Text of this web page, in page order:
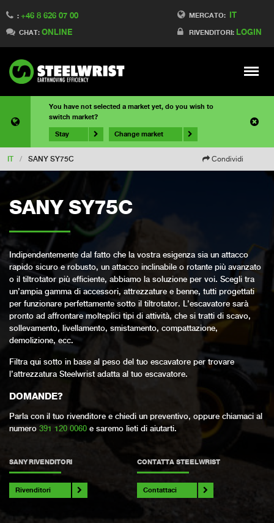
MERCATO: IT
RIVENDITORI: LOGIN
: +46 8 626 07 00
CHAT: ONLINE
Meny
You have not selected a market yet, do you wish to
switch market?
Stay Change market
IT / SANY SY75C Condividi
SANY SY75C
Indipendentemente dal fatto che la vostra esigenza sia un attacco
rapido sicuro e robusto, un attacco inclinabile o rotante più avanzato
o il tiltrotator più efficiente, abbiamo la soluzione per voi. Scegli tra
un’ampia gamma di accessori, attrezzature e benne, tutti progettati
per funzionare perfettamente sotto il tiltrotator. L’escavatore sarà
pronto ad affrontare molteplici tipi di attività, che si tratti di scavo,
sollevamento, livellamento, smistamento, compattazione,
demolizione, ecc.
Filtra qui sotto in base al peso del tuo escavatore per trovare
l’attrezzatura Steelwrist adatta al tuo escavatore.
DOMANDE?
Parla con il tuo rivenditore e chiedi un preventivo, oppure chiamaci al
numero 391 120 0060 e saremo lieti di aiutarti.
SANY RIVENDITORI
Rivenditori
CONTATTA STEELWRIST
Contattaci